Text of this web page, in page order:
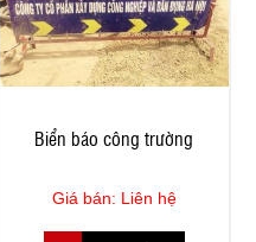
Biển báo công trường
Giá bán: Liên hệ